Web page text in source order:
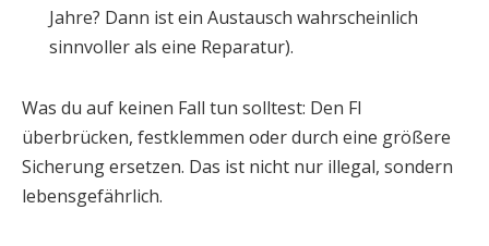
Jahre? Dann ist ein Austausch wahrscheinlich
sinnvoller als eine Reparatur).
Was du auf keinen Fall tun solltest: Den FI
überbrücken, festklemmen oder durch eine größere
Sicherung ersetzen. Das ist nicht nur illegal, sondern
lebensgefährlich.